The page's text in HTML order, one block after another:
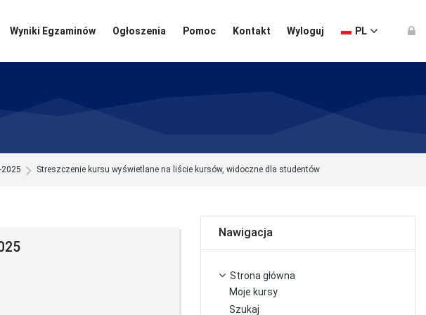
Wyniki Egzaminów Ogłoszenia Pomoc Kontakt Wyloguj PL
Streszczenie kursu wyświetlane na liście kursów, widoczne dla studentów
Nawigacja
Strona główna
Moje kursy
Szukaj